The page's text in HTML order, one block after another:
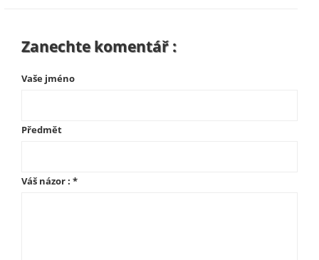
Zanechte komentář :
Vaše jméno
Předmět
Váš názor : *